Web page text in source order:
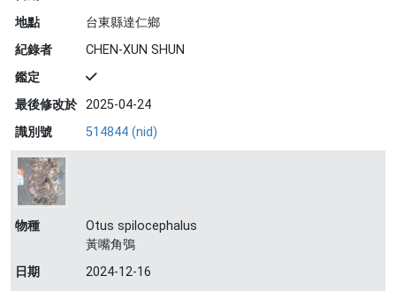
地點
台東縣達仁鄉
紀錄者
CHEN-XUN SHUN
鑑定
最後修改於 2025-04-24
識別號
514844 (nid)
物種
Otus spilocephalus
黃嘴角鴞
日期
2024-12-16